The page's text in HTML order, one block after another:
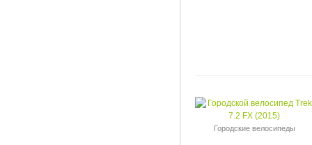
Городские велосипеды